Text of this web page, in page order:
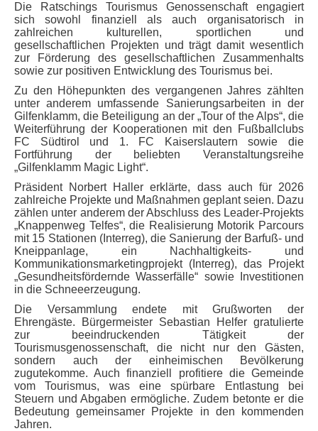
Die Ratschings Tourismus Genossenschaft engagiert
sich sowohl finanziell als auch organisatorisch in
zahlreichen kulturellen, sportlichen und
gesellschaftlichen Projekten und trägt damit wesentlich
zur Förderung des gesellschaftlichen Zusammenhalts
sowie zur positiven Entwicklung des Tourismus bei.
Zu den Höhepunkten des vergangenen Jahres zählten
unter anderem umfassende Sanierungsarbeiten in der
Gilfenklamm, die Beteiligung an der „Tour of the Alps“, die
Weiterführung der Kooperationen mit den Fußballclubs
FC Südtirol und 1. FC Kaiserslautern sowie die
Fortführung der beliebten Veranstaltungsreihe
„Gilfenklamm Magic Light“.
Präsident Norbert Haller erklärte, dass auch für 2026
zahlreiche Projekte und Maßnahmen geplant seien. Dazu
zählen unter anderem der Abschluss des Leader-Projekts
„Knappenweg Telfes“, die Realisierung Motorik Parcours
mit 15 Stationen (Interreg), die Sanierung der Barfuß- und
Kneippanlage, ein Nachhaltigkeits- und
Kommunikationsmarketingprojekt (Interreg), das Projekt
„Gesundheitsfördernde Wasserfälle“ sowie Investitionen
in die Schneeerzeugung.
Die Versammlung endete mit Grußworten der
Ehrengäste. Bürgermeister Sebastian Helfer gratulierte
zur beeindruckenden Tätigkeit der
Tourismusgenossenschaft, die nicht nur den Gästen,
sondern auch der einheimischen Bevölkerung
zugutekomme. Auch finanziell profitiere die Gemeinde
vom Tourismus, was eine spürbare Entlastung bei
Steuern und Abgaben ermögliche. Zudem betonte er die
Bedeutung gemeinsamer Projekte in den kommenden
Jahren.